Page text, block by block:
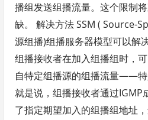
播组发送组播流量。这个限制
缺。 解决方法 SSM ( Source-
源组播)组播服务器模型可以解
组播接收者在加入组播组时，
自特定组播源的组播流量——
就是说，组播接收者通过IGMP
了指定期望加入的组播组地址